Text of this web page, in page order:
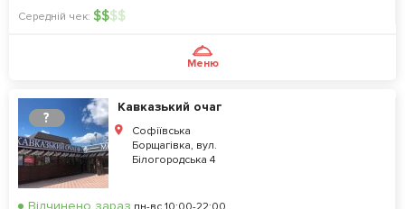
Середній чек: $$$$
Меню
?
Кавказький очаг
Софіївська
Борщагівка, вул.
Білогородська 4
Відчинено зараз